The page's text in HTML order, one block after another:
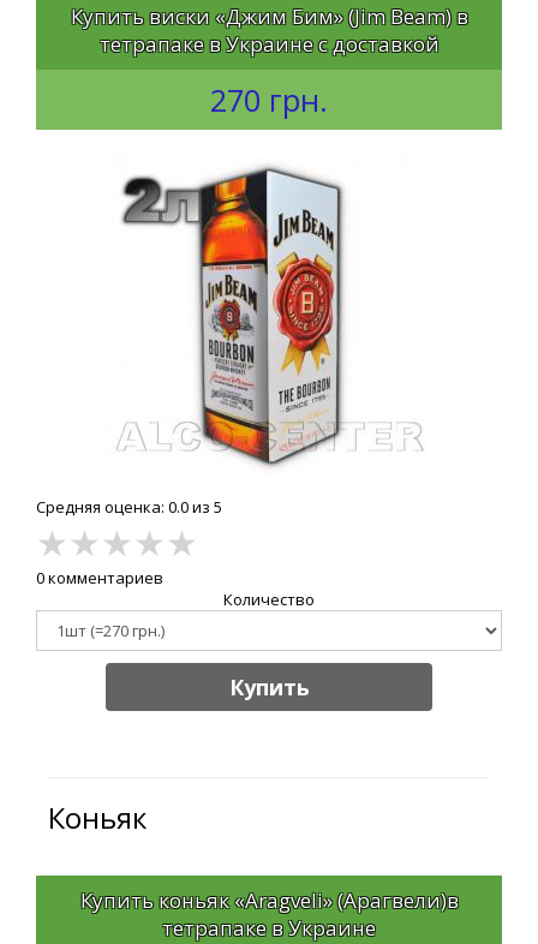
Купить виски «Джим Бим» (Jim Beam) в
тетрапаке в Украине с доставкой
270 грн.
Средняя оценка: 0.0 из 5
★★★★★
0 комментариев
Количество
Купить
Коньяк
Купить коньяк «Aragveli» (Арагвели)в
тетрапаке в Украине